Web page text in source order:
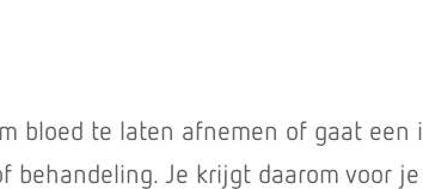
bloed te laten afnemen of gaat een
behandeling. Je krijgt daarom voor